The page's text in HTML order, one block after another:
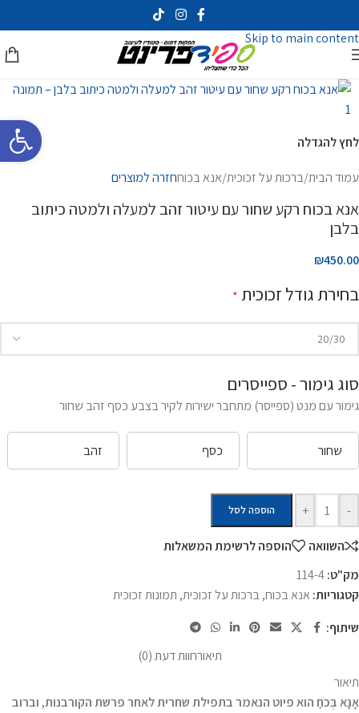
פתח
Skip to main content
לחץ להגדלה
עמוד הבית/ברכות על זכוכית/אנא בכוחחזרה למוצרים
אנא בכוח רקע שחור עם עיטור זהב למעלה ולמטה כיתוב
בלבן
₪450.00
בחירת גודל זכוכית *
סוג גימור - ספייסרים
גימור עם מנט (ספייסר) מתחבר ישירות לקיר בצבע כסף זהב שחור
שחור כסף זהב
-
+ הוספה לסל
השוואה
הוספה לרשימת המשאלות
מק"ט:114-4
קטגוריות: אנא בכוח, ברכות על זכוכית, תמונות זכוכית
שיתוף:
תיאורחוות דעת (0)
תיאור
אָנָּא בְּכֹחַ הוא פיוט הנאמר בתפילת שחרית לאחר פרשת הקורבנות, וברוב